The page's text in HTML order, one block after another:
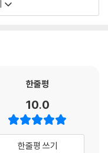
주 홈프로그램
장발달 질문 TOP 5
안 됩니다
린이집이나 유치원에 가기
기질 때문에 그럴 거라고,
, 정서 및 사회성 등 여러 영
위험할 수 있기 때문입니
한줄평
10.0
한줄평 쓰기